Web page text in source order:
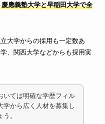
慶應義塾大学と早稲田大学で全
大学からの採用も一定数あ
、関西大学などからも採用実
いては明確な学歴フィル
学から広く人材を募集し
。